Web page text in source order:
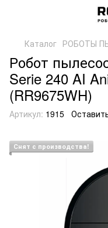
Каталог РОБОТЫ
Робот
Serie 240 AI
(RR9675WH)
Артикул: 1915
Снят с производства!